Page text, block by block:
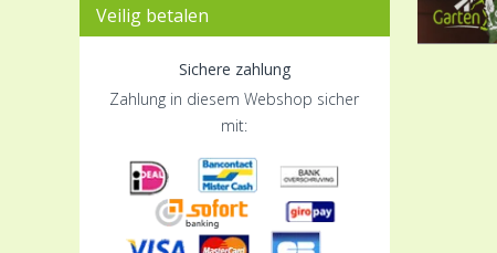
Veilig betalen
Sichere zahlung
Zahlung in diesem Webshop sicher
mit: